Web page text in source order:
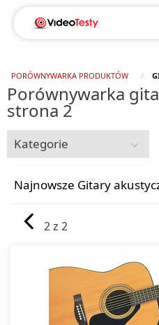
PORÓWNYWARKA PRODUKTÓW
Porównywarka
strona 2
Kategorie
Akcesoria dyskotekowe
Miksery DJ
Gitary basowe
Gitary klasyczne
Najnowsze Gitary
2 z 2